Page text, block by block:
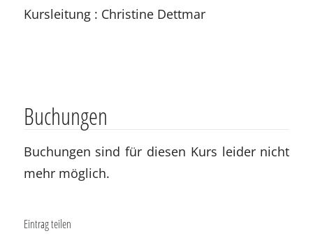
Kursleitung : Christine Dettmar
Buchungen
Buchungen sind für diesen Kurs leider nicht
mehr möglich.
Eintrag teilen